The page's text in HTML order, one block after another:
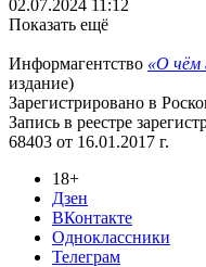
02.07.2024 11:12
Показать ещё
Информагентство «О чём
издание)
Зарегистрировано в
Запись в реестре
68403 от 16.01.2017 г.
18+
Дзен
ВКонтакте
Одноклассники
Телеграм